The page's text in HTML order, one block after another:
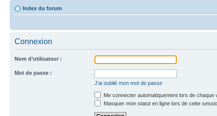
Index du forum
Connexion
Nom d’utilisateur :
Mot de passe :
J’ai oublié mon mot de passe
Me connecter automatiquement lors de chaque
Masquer mon statut en ligne lors de cette